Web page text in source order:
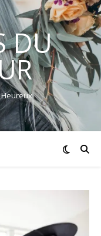
DU
Heureux